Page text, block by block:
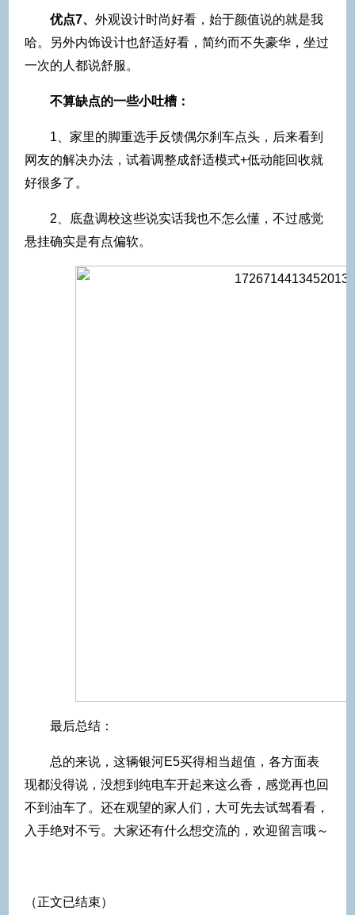
优点7、 外观设计时尚好看，始于颜值说的就是我
哈。另外内饰设计也舒适好看，简约而不失豪华，坐过
一次的人都说舒服。
不算缺点的一些小吐槽：
1、家里的脚重选手反馈偶尔刹车点头，后来看到
网友的解决办法，试着调整成舒适模式+低动能回收就
好很多了。
2、底盘调校这些说实话我也不怎么懂，不过感觉
悬挂确实是有点偏软。
最后总结：
总的来说，这辆银河E5买得相当超值，各方面表
现都没得说，没想到纯电车开起来这么香，感觉再也回
不到油车了。还在观望的家人们，大可先去试驾看看，
入手绝对不亏。大家还有什么想交流的，欢迎留言哦～
（正文已结束）